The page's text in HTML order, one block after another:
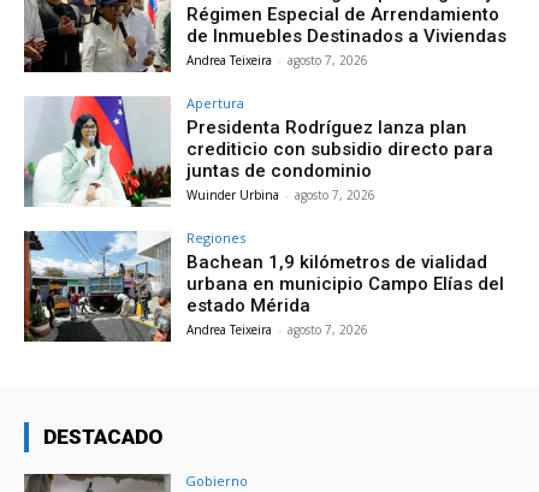
Régimen Especial de Arrendamiento
de Inmuebles Destinados a Viviendas
Andrea Teixeira - agosto 7, 2026
Apertura
Presidenta Rodríguez lanza plan
crediticio con subsidio directo para
juntas de condominio
Wuinder Urbina - agosto 7, 2026
Regiones
Bachean 1,9 kilómetros de vialidad
urbana en municipio Campo Elías del
estado Mérida
Andrea Teixeira - agosto 7, 2026
DESTACADO
Gobierno